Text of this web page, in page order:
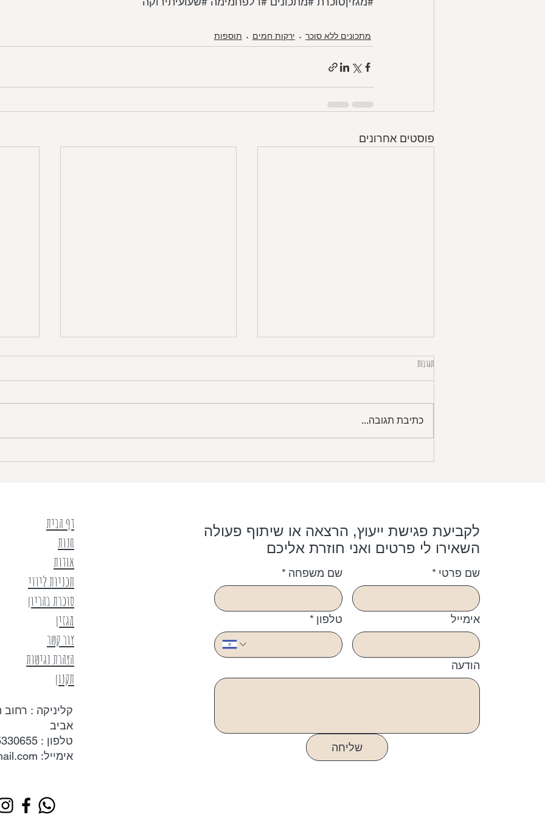
מתכונים ללא סוכר ירקות חמים תוספות
פוסטים אחרונים
לביבות כרובית דלות פחמימה
תגובות
כתיבת תגובה...
דף הבית
חנות
אודות
תכניות ליווי
סוכרת בהריון
מגזין
צור קשר
הצהרת נגישות
תקנון
אביב
טלפון :
אימייל:
לקביעת פגישת ייעוץ, הרצאה או שיתוף פעולה
השאירו לי פרטים ואני חוזרת אליכם
שם פרטי * שם משפחה *
אימייל טלפון *
הודעה
שליחה